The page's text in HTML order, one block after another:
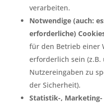
verarbeiten.
Notwendige (auch:
erforderliche)
für den Betrieb einer
erforderlich sein (z.B.
Nutzereingaben zu
der Sicherheit).
Statistik-, Marketing-